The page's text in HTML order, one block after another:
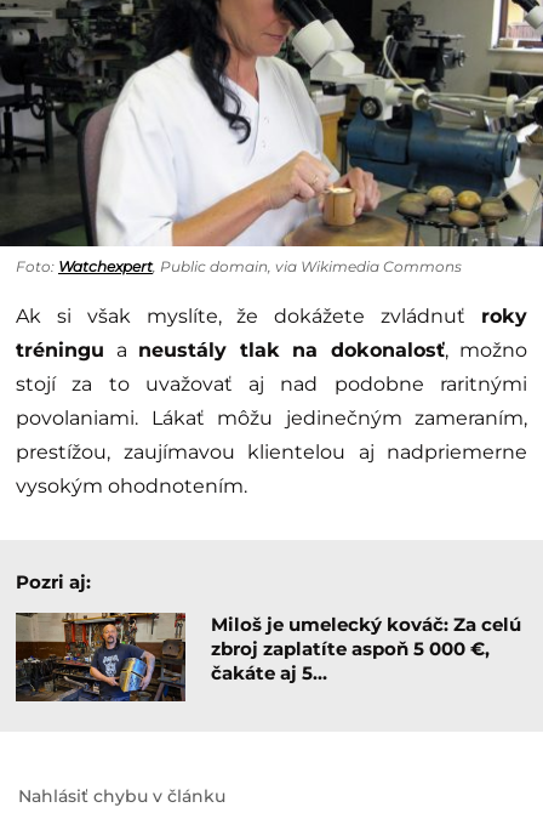
Foto: Watchexpert, Public domain, via Wikimedia Commons
Ak si však myslíte, že dokážete zvládnuť roky
tréningu a neustály tlak na dokonalosť, možno
stojí za to uvažovať aj nad podobne raritnými
povolaniami. Lákať môžu jedinečným zameraním,
prestížou, zaujímavou klientelou aj nadpriemerne
vysokým ohodnotením.
Pozri aj:
Miloš je umelecký kováč: Za celú
zbroj zaplatíte aspoň 5 000 €,
čakáte aj 5…
Nahlásiť chybu v článku